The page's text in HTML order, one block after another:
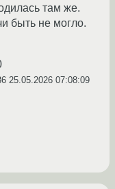
там же.
быть не могло.
25.05.2026 07:08:09